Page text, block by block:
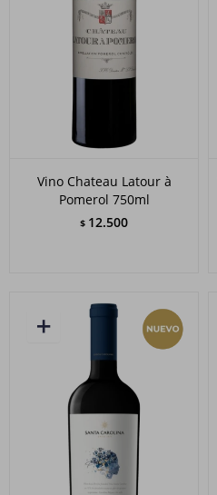
Vino Chateau Latour à
Pomerol 750ml
$ 12.500